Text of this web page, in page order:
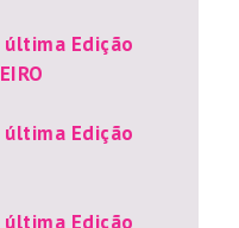
Edição
Edição
Edição